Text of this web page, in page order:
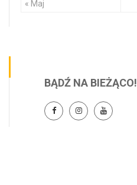
« Maj
BĄDŹ NA BIEŻĄCO!